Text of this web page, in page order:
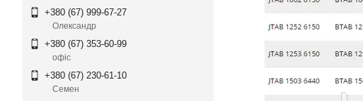
+380 (67) 999-67-27
Олександр
+380 (67) 353-60-99
офіс
+380 (67) 230-61-10
Семен